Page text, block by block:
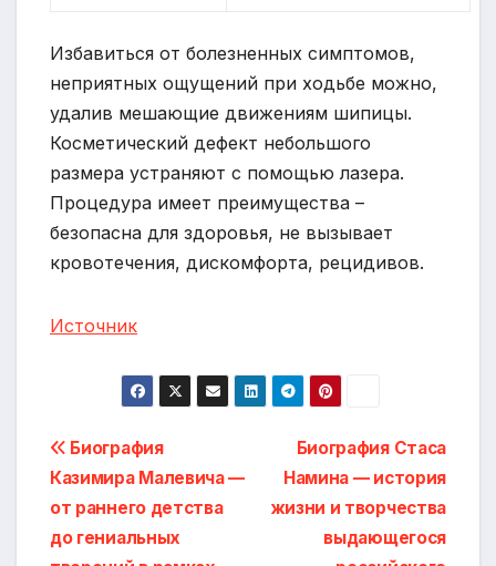
Избавиться от болезненных симптомов,
неприятных ощущений при ходьбе можно,
удалив мешающие движениям шипицы.
Косметический дефект небольшого
размера устраняют с помощью лазера.
Процедура имеет преимущества –
безопасна для здоровья, не вызывает
кровотечения, дискомфорта, рецидивов.
Источник
Навигация
по
записям
Биография Стаса
Намина — история
жизни и творчества
выдающегося
Биография
Казимира Малевича —
от раннего детства
до гениальных